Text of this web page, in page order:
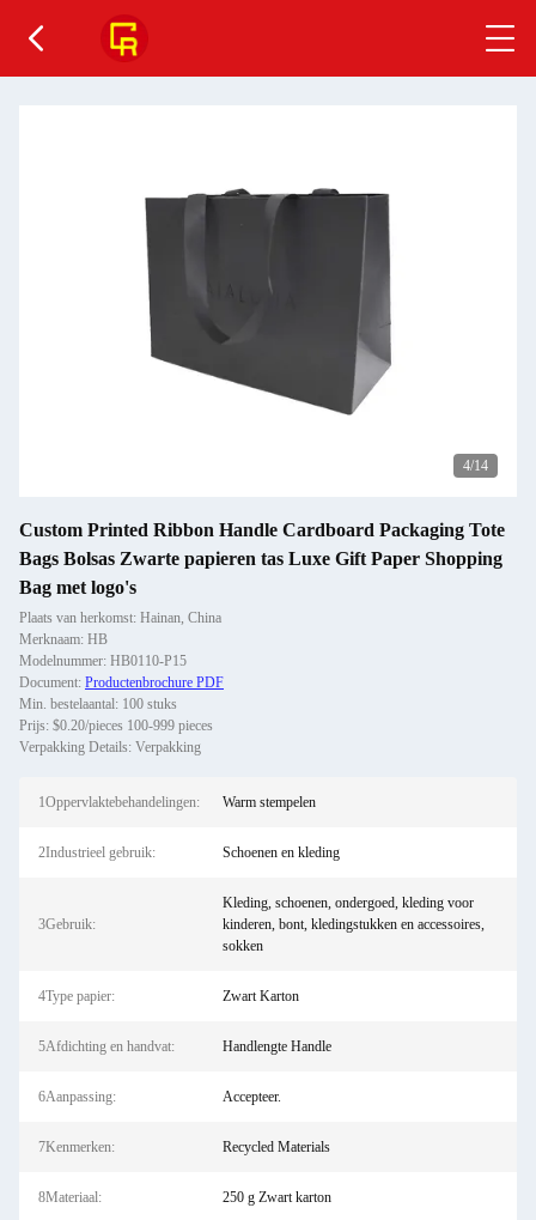
5/14
Custom Printed Ribbon Handle Cardboard Packaging Tote
Bags Bolsas Zwarte papieren tas Luxe Gift Paper Shopping
Bag met logo's
Plaats van herkomst: Hainan, China
Merknaam: HB
Modelnummer: HB0110-P15
Document: Productenbrochure PDF
Min. bestelaantal: 100 stuks
Prijs: $0.20/pieces 100-999 pieces
Verpakking Details: Verpakking
1Oppervlaktebehandelingen: Warm stempelen
2Industrieel gebruik: Schoenen en kleding
3Gebruik:
Kleding, schoenen, ondergoed, kleding voor
kinderen, bont, kledingstukken en accessoires,
sokken
4Type papier: Zwart Karton
5Afdichting en handvat: Handlengte Handle
6Aanpassing: Accepteer.
7Kenmerken: Recycled Materials
8Materiaal: 250 g Zwart karton